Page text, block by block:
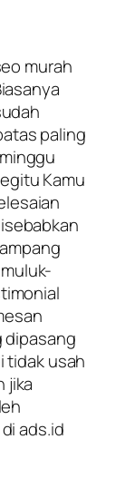
murah
paling
Kamu
dipasang
tidak usah
jika
ads.id